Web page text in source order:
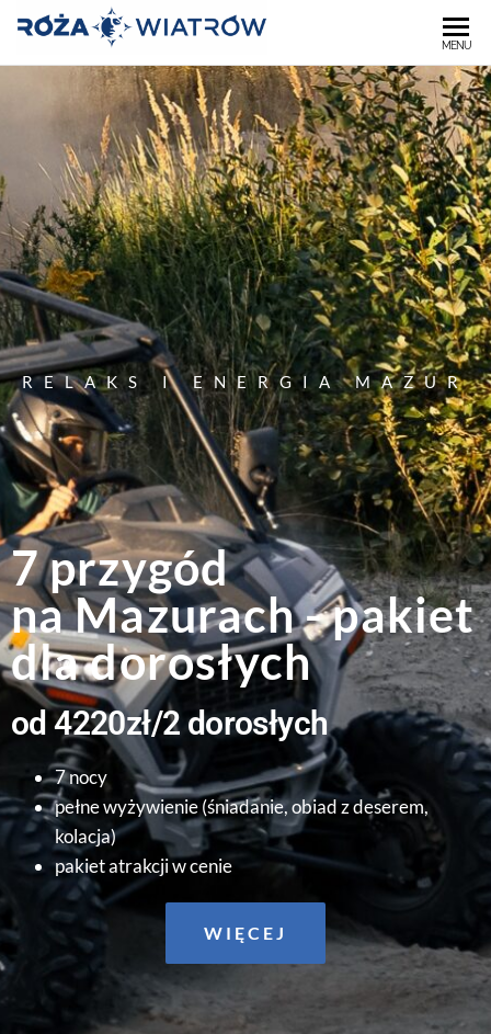
"RÓŻA
WIATRÓW"
MENU
RELAKS I ENERGIA MAZUR
7 przygód
na Mazurach - pakiet
dla dorosłych
od 4220zł/2 dorosłych
7 nocy
pełne wyżywienie (śniadanie, obiad z deserem,
kolacja)
pakiet atrakcji w cenie
WIĘCEJ